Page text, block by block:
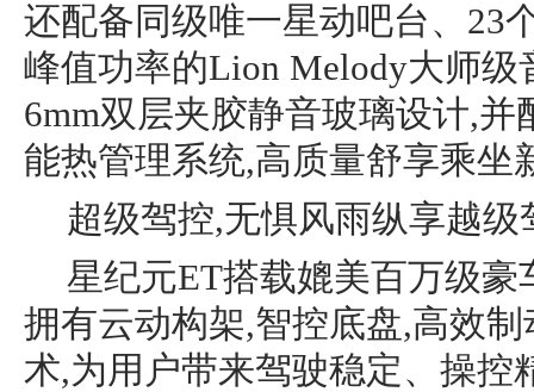
还配备同级唯一星动吧台、23
峰值功率的Lion Melody大师级
6mm双层夹胶静音玻璃设计,
能热管理系统,高质量舒享乘坐
超级驾控,无惧风雨纵享越级
星纪元ET搭载媲美百万级
拥有云动构架,智控底盘,高效
术,为用户带来驾驶稳定、操控